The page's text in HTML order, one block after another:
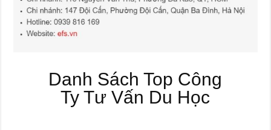
Danh Sách Top Công
Ty Tư Vấn Du Học